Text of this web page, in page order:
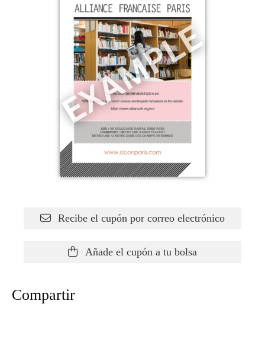
Recibe el cupón por correo electrónico
Añade el cupón a tu bolsa
Compartir